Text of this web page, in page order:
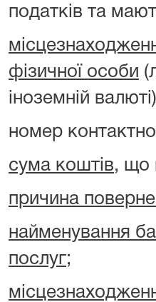
податків та
фізичної особи
іноземній
номер
сума коштів, що
причина
найменування
послуг;